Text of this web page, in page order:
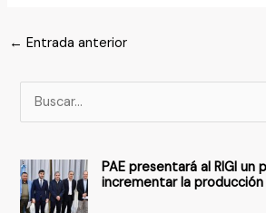
← Entrada anterior
u
c
a
PAE presentará al RIGI un
incrementar la